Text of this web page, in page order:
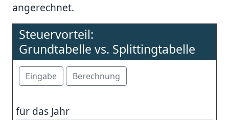
angerechnet.
Steuervorteil:
Grundtabelle vs. Splittingtabelle
für das Jahr